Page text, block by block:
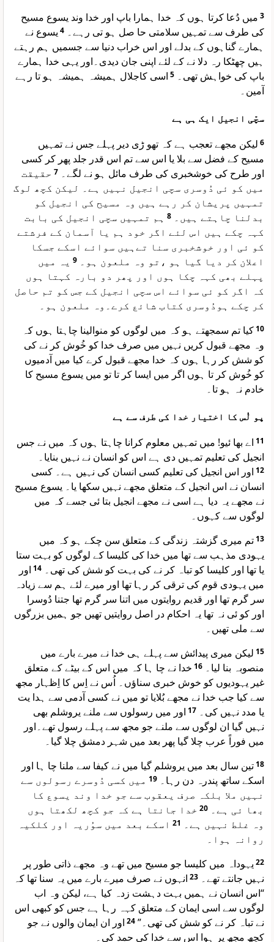
3 میں دُعا کرتا ہوں کہ خدا ہمارا باپ اور خدا وند یسوع مسیح
کی طرف سے تمہیں سلامتی حا صل ہو تی رہے۔ 4 یسوع نے
ہمارے گناہوں کے بدلے اور اس خراب دنیا سے جسمیں ہم رہتے
ہیں چھٹکا رہ دلا نے کے لئے اپنی جان دیدی۔اور یہی خدا ہمارے
باپ کی خواہش تھی۔ 5 اسی کاجلال ہمیشہ ہمیشہ ہو تا رہے
آمین۔
سچّی انجیل ایک ہی ہے
6 لیکن مجھے تعجب ہے کہ تھو ڑی دیر پہلے جس نے تمہیں
مسیح کے فضل سے بلا یا اس سے تم اس قدر جلد پھر کر کسی
اور طرح کی خوشخبری کی طرف مائل ہو نے لگے۔ 7 حقیقت
میں کو ئی دُوسری سچی انجیل نہیں ہے۔ لیکن کچھ لوگ
تمہیں پریشان کر رہے ہیں وہ مسیح کی انجیل کو
بدلنا چاہتے ہیں۔ 8 ہم تمہیں سچی انجیل کی بابت
کہہ چکے ہیں اس لئے اگر خود ہم یا آسمان کے فرشتے
کو ئی اور خوشخبری سنا تےہیں سوائے اسکے جسکا
اعلان کر دیا گیا ہو ،تو وہ ملعون ہو۔ 9 یہ میں
پہلے بھی کہہ چکا ہوں اور پھر دو بارہ کہتا ہوں
کہ اگر کو ئی سوائے اس سچی انجیل کے جس کو تم حاصل
کر چکے ہودُوسری کتاب شائع کرے۔وہ ملعون ہو۔
10کیا تم سمجھتے ہو کہ میں لوگوں کو منوالینا چاہتا ہوں کہ
وہ مجھے قبول کریں نہیں میں صرف خدا کو خُوش کر نے کی
کو شش کر رہا ہوں کہ خدا مجھے قبول کرے کیا میں آدمیوں
کو خُوش کر تا ہوں اگر میں ایسا کر تا تو میں یسوع مسیح کا
خادم نہ ہو تا۔
پو لُس کا اختیار خدا کی طرف سے ہے
11 اے بھا ئیو! میں تمہیں معلوم کرانا چاہتا ہوں کہ میں نے جس
انجیل کی تعلیم تمہیں دی ہے اس کو انسان نے نہیں بنایا۔
12 اور اس انجیل کی تعلیم کسی انسان کی نہیں ہے۔ کسی
انسان نے اس انجیل کے متعلق مجھے نہیں سکھا یا۔ یسوع مسیح
نے مجھے یہ دیا ہے اسی نے مجھے انجیل بتا ئی جسے کہ میں
لوگوں سے کہوں۔
13تم میری گزشتہ زندگی کے متعلق سن چکے ہو کہ میں
یہودی مذہب سے تھا میں خدا کی کلیسا کے لوگوں کو بہت ستا
یا تھا اور کلیسا کو تباہ کر نے کی بہت کو شش کی تھی۔ 14 اور
میں یہودی قوم کی ترقی کر رہا تھا اور میرے لئے ہم سے زیادہ
سر گرم تھا اور قدیم روایتوں میں اتنا سر گرم تھا جتنا دُوسرا
اور کو ئی نہ تھا یہ احکام در اصل روایتیں تھیں جو ہمیں بزرگوں
سے ملی تھیں۔
15 لیکن میری پیدائش سے پہلے ہی خدا نے میرے بارے میں
منصوبہ بنا لیا۔ 16 خدا نے چا ہا کہ میں اس کے بیٹے کے متعلق
غیر یہودیوں کو خوش خبری سناؤں۔ اُس نے اِس کا اِظہار مجھ
سے کیا جب خدا نے مجھے بُلایا تو میں نے کسی آدمی سے ہدا یت
یا مدد نہیں کی۔ 17 اور میں رسولوں سے ملنے یروشلم بھی
نہیں گیا ان لوگوں سے ملنے جو مجھ سے پہلے رسول تھے۔اور
میں فوراً عرب چلا گیا پھر بعد میں شہر دمشق چلا گیا۔
18تین سال بعد میں یروشلم گیا میں نے کیفا سے ملنا چا ہا اور
اسکے ساتھ پندرہ دن رہا۔ 19 میں کسی دُوسرے رسولوں سے
نہیں ملا بلکہ صرف یعقوب سے جو خدا وند یسوع کا
بھا ئی ہے۔ 20 خدا جانتا ہے کہ جو کچھ لکھتا ہوں
وہ غلط نہیں ہے۔ 21 اسکے بعد میں سوُریہ اور کلکیہ
روانہ ہوا۔
22 یہوداہ میں کلیسا جو مسیح میں تھے وہ مجھے ذاتی طور پر
نہیں جانتے تھے۔ 23 انہوں نے صرف میرے بارے میں یہ سنا تھا کہ
“اس انسان نے ہمیں بہت دہشت زدہ کیا ہے، لیکن وہ اب
لوگوں سے اسی ایمان کے متعلق کہہ رہا ہے جس کو کبھی اس
نے تباہ کر نے کو شش کی تھی۔” 24 اور ان ایمان والوں نے جو
کچھ مجھ پر ہوا اس سے خدا کی حمد کی۔